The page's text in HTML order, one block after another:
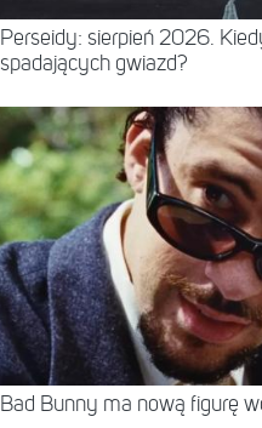
Perseidy: sierpień 2026.
spadających gwiazd?
Bad Bunny ma nową figurę